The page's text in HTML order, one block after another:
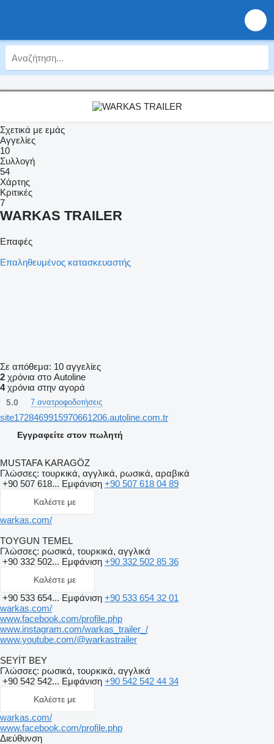
Σχετικά με εμάς
Αγγελίες
10
Συλλογή
54
Χάρτης
Κριτικές
7
WARKAS TRAILER
Επαφές
Επαληθευμένος κατασκευαστής
Σε απόθεμα: 10 αγγελίες
2 χρόνια στο Autoline
4χρόνια στην αγορά
5.0 7 ανατροφοδοτήσεις
site1728469915970661206.autoline.com.tr
Εγγραφείτε στον πωλητή
MUSTAFA KARAGÖZ
Γλώσσες: τουρκικά, αγγλικά, ρωσικά, αραβικά
+90 507 618... Εμφάνιση +90 507 618 04 89
Καλέστε με
warkas.com/
TOYGUN TEMEL
Γλώσσες: ρωσικά, τουρκικά, αγγλικά
+90 332 502... Εμφάνιση +90 332 502 85 36
Καλέστε με
+90 533 654... Εμφάνιση +90 533 654 32 01
warkas.com/
www.facebook.com/profile.php
www.instagram.com/warkas_trailer_/
www.youtube.com/@warkastrailer
SEYİT BEY
Γλώσσες: ρωσικά, τουρκικά, αγγλικά
+90 542 542... Εμφάνιση +90 542 542 44 34
Καλέστε με
warkas.com/
www.facebook.com/profile.php
Διεύθυνση